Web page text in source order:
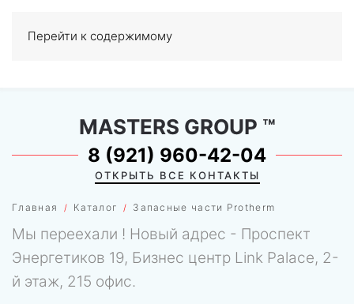
Перейти к содержимому
0
Главная Каталог Запасные части Protherm
MASTERS GROUP ™
8 (921) 960-42-04
ОТКРЫТЬ ВСЕ КОНТАКТЫ
Мы переехали ! Новый адрес - Проспект
Энергетиков 19, Бизнес центр Link Palace, 2-
й этаж, 215 офис.